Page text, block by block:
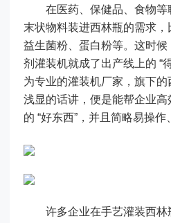
在医药、保健品、食物等
末状物料装进西林瓶的需求，
益生菌粉、蛋白粉等。这时
剂灌装机就成了出产线上的 “
为专业的灌装机厂家，旗下
浅显的话讲，便是能帮企业
的 “好东西”，并且简略易操作
许多企业在手艺灌装西林